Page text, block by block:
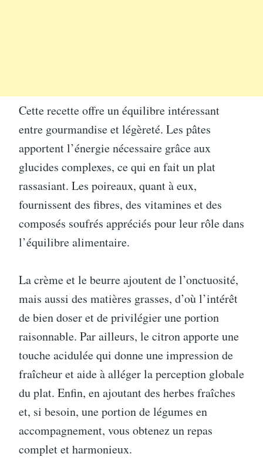
Cette recette offre un équilibre intéressant
entre gourmandise et légèreté. Les pâtes
apportent l’énergie nécessaire grâce aux
glucides complexes, ce qui en fait un plat
rassasiant. Les poireaux, quant à eux,
fournissent des fibres, des vitamines et des
composés soufrés appréciés pour leur rôle dans
l’équilibre alimentaire.
La crème et le beurre ajoutent de l’onctuosité,
mais aussi des matières grasses, d’où l’intérêt
de bien doser et de privilégier une portion
raisonnable. Par ailleurs, le citron apporte une
touche acidulée qui donne une impression de
fraîcheur et aide à alléger la perception globale
du plat. Enfin, en ajoutant des herbes fraîches
et, si besoin, une portion de légumes en
accompagnement, vous obtenez un repas
complet et harmonieux.